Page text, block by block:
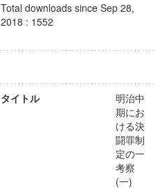
Total downloads since Sep 28,
2018 : 1552
タイトル
明治中
期にお
ける決
闘罪制
定の一
考察
(一)